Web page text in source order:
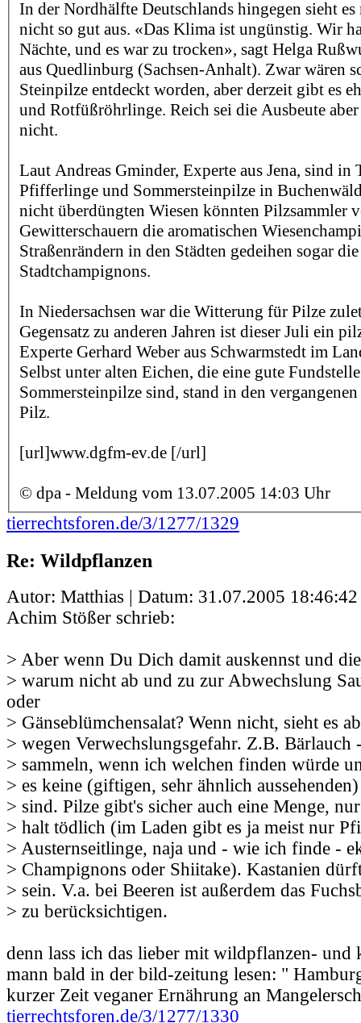
In der Nordhälfte Deutschlands hingegen sieht
nicht so gut aus. «Das Klima ist ungünstig. Wir
Nächte, und es war zu trocken», sagt Helga
aus Quedlinburg (Sachsen-Anhalt). Zwar wären
Steinpilze entdeckt worden, aber derzeit gibt es
und Rotfüßröhrlinge. Reich sei die Ausbeute
nicht.
Laut Andreas Gminder, Experte aus Jena, sind in
Pfifferlinge und Sommersteinpilze in
nicht überdüngten Wiesen könnten Pilzsammler
Gewitterschauern die aromatischen
Straßenrändern in den Städten gedeihen sogar
Stadtchampignons.
In Niedersachsen war die Witterung für Pilze
Gegensatz zu anderen Jahren ist dieser Juli ein
Experte Gerhard Weber aus Schwarmstedt im
Selbst unter alten Eichen, die eine gute
Sommersteinpilze sind, stand in den
Pilz.
[url]www.dgfm-ev.de [/url]
© dpa - Meldung vom 13.07.2005 14:03 Uhr
tierrechtsforen.de/3/1277/1329
Re: Wildpflanzen
Autor: Matthias | Datum: 31.07.2005 18:46:42
Achim Stößer schrieb:
> Aber wenn Du Dich damit auskennst und
> warum nicht ab und zu zur Abwechslung
oder
> Gänseblümchensalat? Wenn nicht, sieht es
> wegen Verwechslungsgefahr. Z.B. Bärlauch
> sammeln, wenn ich welchen finden würde
> es keine (giftigen, sehr ähnlich
> sind. Pilze gibt's sicher auch eine Menge,
> halt tödlich (im Laden gibt es ja meist nur
> Austernseitlinge, naja und - wie ich finde -
> Champignons oder Shiitake). Kastanien
> sein. V.a. bei Beeren ist außerdem das
> zu berücksichtigen.
denn lass ich das lieber mit wildpflanzen- und
mann bald in der bild-zeitung lesen: "
kurzer Zeit veganer Ernährung an
tierrechtsforen.de/3/1277/1330